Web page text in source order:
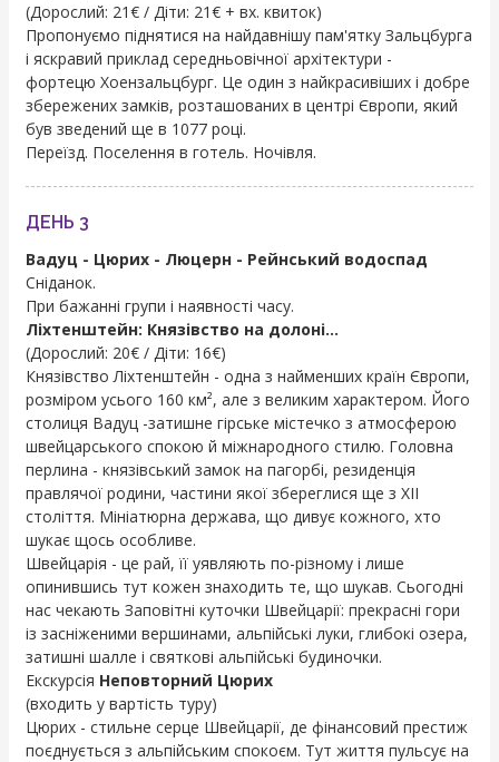
(Дорослий: 21€ / Діти: 21€ + вх. квиток)
Пропонуємо піднятися на найдавнішу пам'ятку Зальцбурга
і яскравий приклад середньовічної архітектури -
фортецю Хоензальцбург. Це один з найкрасивіших і добре
збережених замків, розташованих в центрі Європи, який
був зведений ще в 1077 році.
Переїзд. Поселення в готель. Ночівля.
ДЕНЬ 3
Вадуц - Цюрих - Люцерн - Рейнський водоспад
Сніданок.
При бажанні групи і наявності часу.
Ліхтенштейн: Князівство на долоні...
(Дорослий: 20€ / Діти: 16€)
Князівство Ліхтенштейн - одна з найменших країн Європи,
розміром усього 160 км², але з великим характером. Його
столиця Вадуц -затишне гірське містечко з атмосферою
швейцарського спокою й міжнародного стилю. Головна
перлина - князівський замок на пагорбі, резиденція
правлячої родини, частини якої збереглися ще з XII
століття. Мініатюрна держава, що дивує кожного, хто
шукає щось особливе.
Швейцарія - це рай, її уявляють по-різному і лише
опинившись тут кожен знаходить те, що шукав. Сьогодні
нас чекають Заповітні куточки Швейцарії: прекрасні гори
із засніженими вершинами, альпійські луки, глибокі озера,
затишні шалле і святкові альпійські будиночки.
Екскурсія Неповторний Цюрих
(входить у вартість туру)
Цюрих - стильне серце Швейцарії, де фінансовий престиж
поєднується з альпійським спокоєм. Тут життя пульсує на